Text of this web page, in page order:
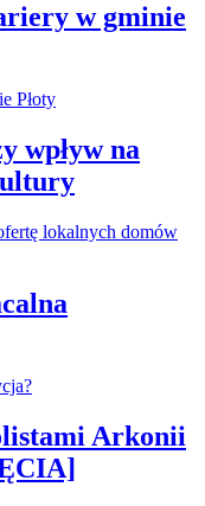
w gminie
wpływ na
Arkonii